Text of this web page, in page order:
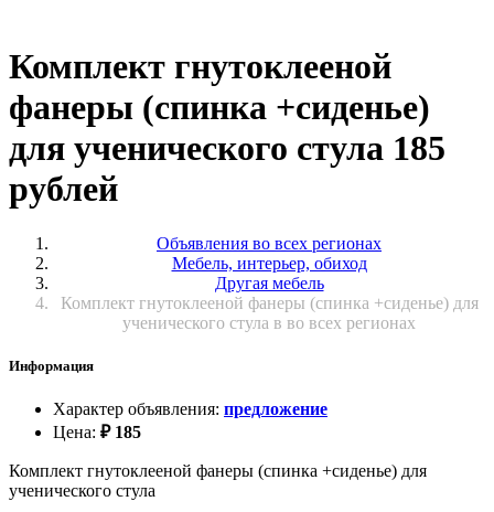
Комплект гнутоклееной
фанеры (спинка +сиденье)
для ученического стула 185
рублей
Объявления во всех регионах
Мебель, интерьер, обиход
Другая мебель
Комплект гнутоклееной фанеры (спинка +сиденье) для
ученического стула в во всех регионах
Информация
Характер объявления: предложение
Цена: ₽185
Комплект гнутоклееной фанеры (спинка +сиденье) для
ученического стула